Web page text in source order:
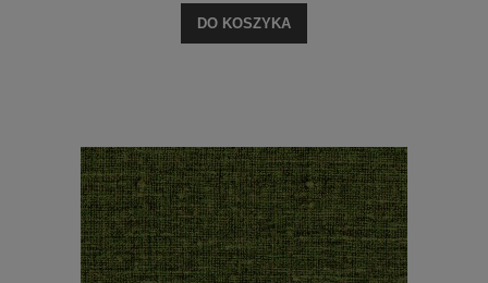
DO KOSZYKA